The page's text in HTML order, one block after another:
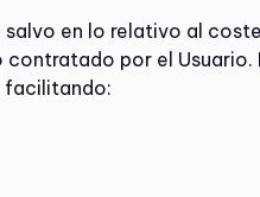
en lo relativo al
por el Usuario.
facilitando: